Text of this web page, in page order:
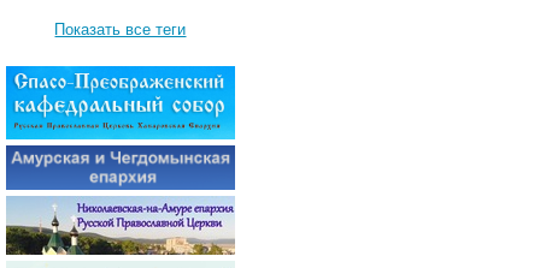
Показать все теги